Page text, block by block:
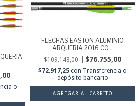
o
FLECHAS EASTON ALUMINIO
ARQUERIA 2016 CO...
$109.148,00 $76.755,00
$72.917,25 con Transferencia o
depósito bancario